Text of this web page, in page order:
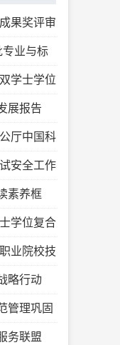
果奖评审
专业与标
学士学位
展报告
厅中国科
质量监测
和科技小
安全工作
素养框
学位复合
培养项目
业院校技
略行动
人工智能
管理巩固
务联盟